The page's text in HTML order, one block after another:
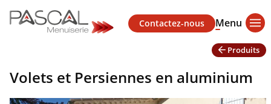
Contactez-nous Menu
Produits
Volets et Persiennes en aluminium